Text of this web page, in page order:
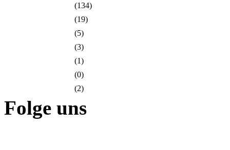
(134)
(19)
(5)
(3)
(1)
(0)
(2)
Folge uns